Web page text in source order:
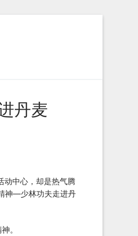
丹麦
动中心，却是热气腾
神—少林功夫走进丹
。